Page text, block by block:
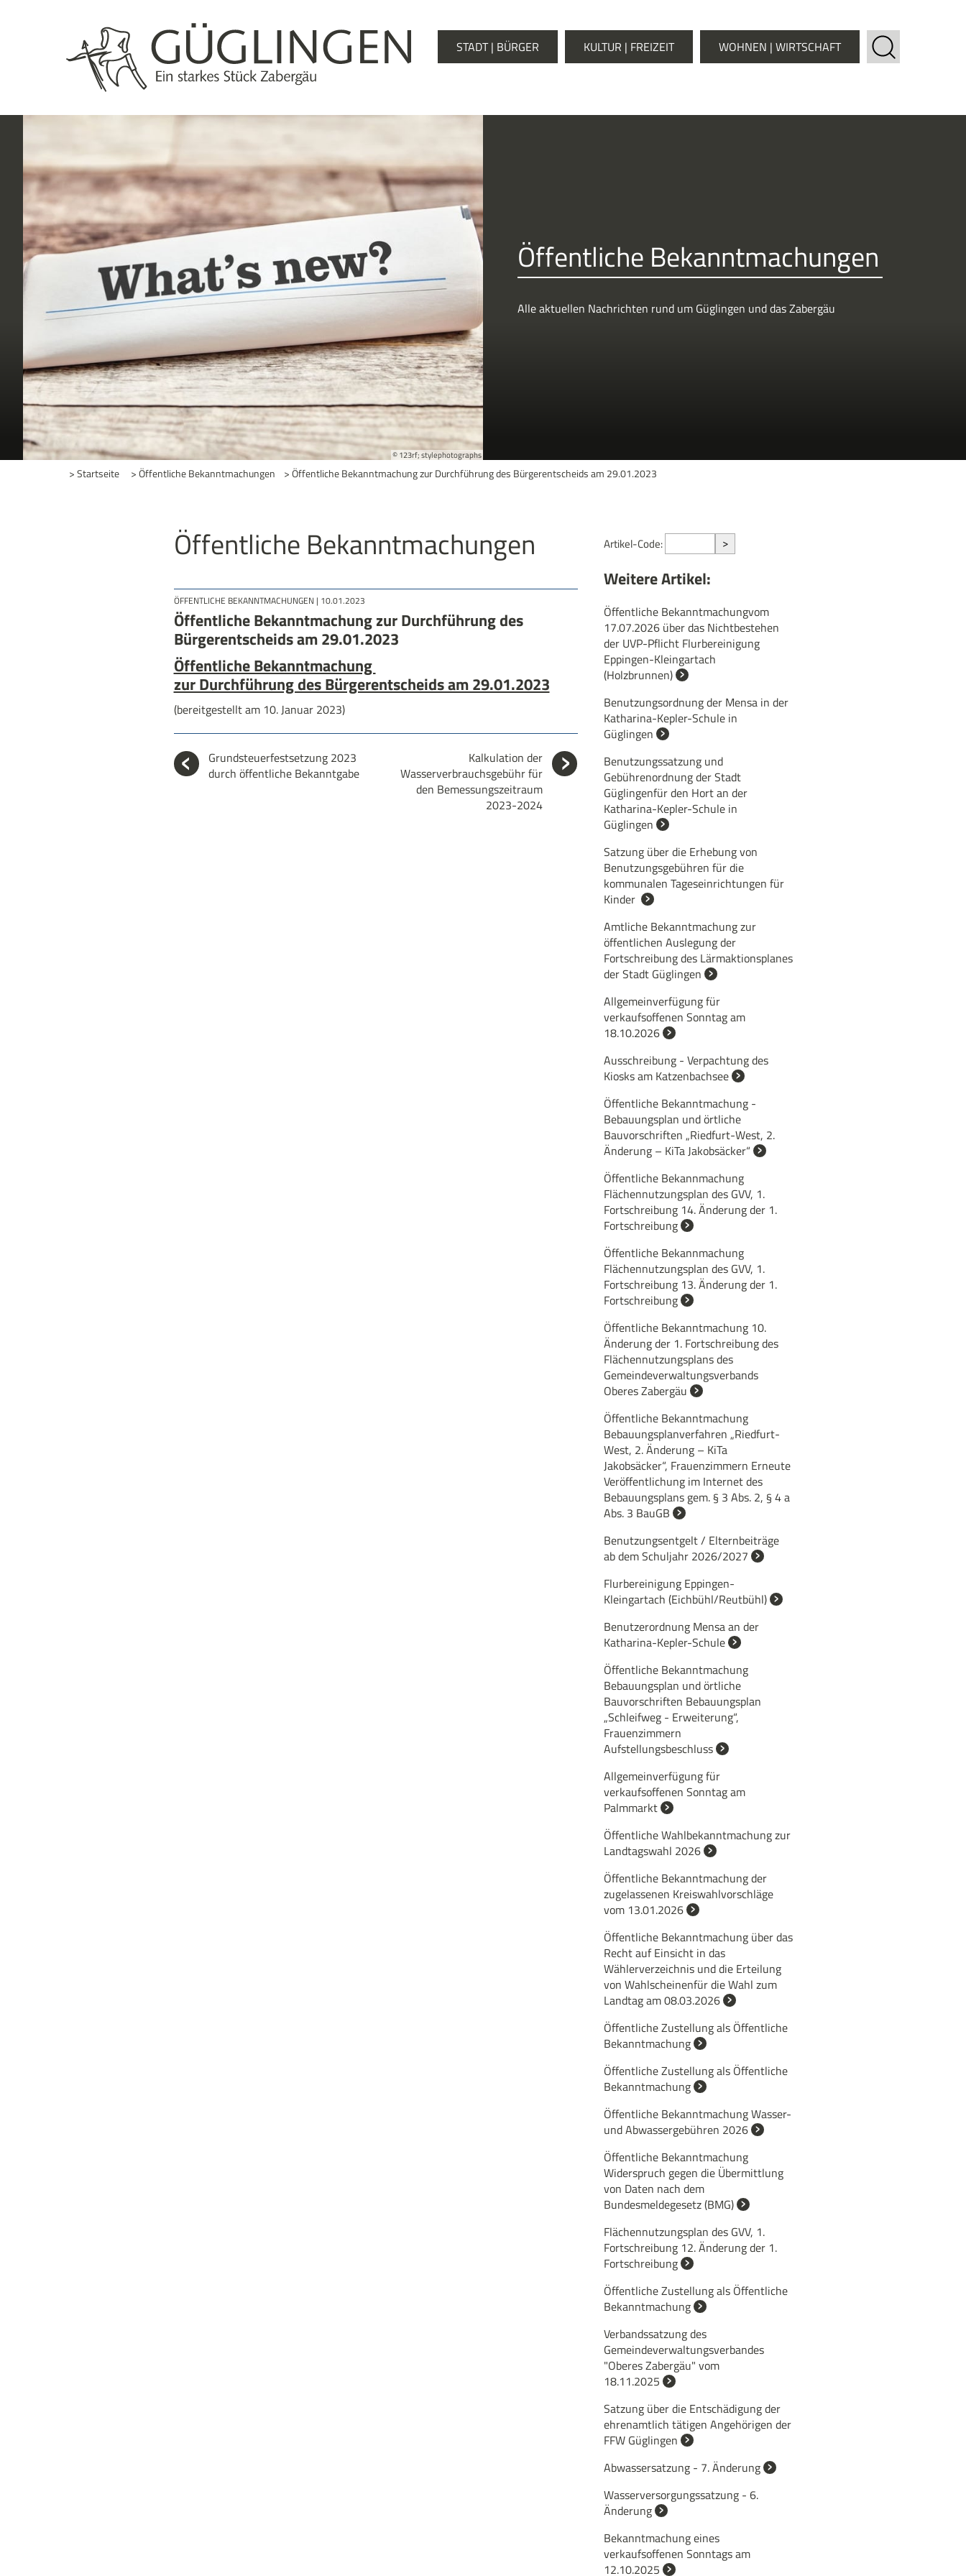
STADT | BÜRGER KULTUR | FREIZEIT WOHNEN | WIRTSCHAFT
© 123rf; stylephotographs
Öffentliche Bekanntmachungen
Alle aktuellen Nachrichten rund um Güglingen und das Zabergäu
> Startseite > Öffentliche Bekanntmachungen >Öffentliche Bekanntmachung zur Durchführung des Bürgerentscheids am 29.01.2023
Öffentliche Bekanntmachungen
ÖFFENTLICHE BEKANNTMACHUNGEN | 10.01.2023
Öffentliche Bekanntmachung zur Durchführung des
Bürgerentscheids am 29.01.2023
Öffentliche Bekanntmachung
zur Durchführung des Bürgerentscheids am 29.01.2023
(bereitgestellt am 10. Januar 2023)
Grundsteuerfestsetzung 2023
durch öffentliche Bekanntgabe
Kalkulation der
Wasserverbrauchsgebühr für
den Bemessungszeitraum
2023-2024
Artikel-Code: >
Weitere Artikel:
Öffentliche Bekanntmachungvom
17.07.2026 über das Nichtbestehen
der UVP-Pflicht Flurbereinigung
Eppingen-Kleingartach
(Holzbrunnen)
Benutzungsordnung der Mensa in der
Katharina-Kepler-Schule in
Güglingen
Benutzungssatzung und
Gebührenordnung der Stadt
Güglingenfür den Hort an der
Katharina-Kepler-Schule in
Güglingen
Satzung über die Erhebung von
Benutzungsgebühren für die
kommunalen Tageseinrichtungen für
Kinder
Amtliche Bekanntmachung zur
öffentlichen Auslegung der
Fortschreibung des Lärmaktionsplanes
der Stadt Güglingen
Allgemeinverfügung für
verkaufsoffenen Sonntag am
18.10.2026
Ausschreibung - Verpachtung des
Kiosks am Katzenbachsee
Öffentliche Bekanntmachung -
Bebauungsplan und örtliche
Bauvorschriften „Riedfurt-West, 2.
Änderung – KiTa Jakobsäcker“
Öffentliche Bekannmachung
Flächennutzungsplan des GVV, 1.
Fortschreibung 14. Änderung der 1.
Fortschreibung
Öffentliche Bekannmachung
Flächennutzungsplan des GVV, 1.
Fortschreibung 13. Änderung der 1.
Fortschreibung
Öffentliche Bekanntmachung 10.
Änderung der 1. Fortschreibung des
Flächennutzungsplans des
Gemeindeverwaltungsverbands
Oberes Zabergäu
Öffentliche Bekanntmachung
Bebauungsplanverfahren „Riedfurt-
West, 2. Änderung – KiTa
Jakobsäcker“, Frauenzimmern Erneute
Veröffentlichung im Internet des
Bebauungsplans gem. § 3 Abs. 2, § 4 a
Abs. 3 BauGB
Benutzungsentgelt / Elternbeiträge
ab dem Schuljahr 2026/2027
Flurbereinigung Eppingen-
Kleingartach (Eichbühl/Reutbühl)
Benutzerordnung Mensa an der
Katharina-Kepler-Schule
Öffentliche Bekanntmachung
Bebauungsplan und örtliche
Bauvorschriften Bebauungsplan
„Schleifweg - Erweiterung“,
Frauenzimmern
Aufstellungsbeschluss
Allgemeinverfügung für
verkaufsoffenen Sonntag am
Palmmarkt
Öffentliche Wahlbekanntmachung zur
Landtagswahl 2026
Öffentliche Bekanntmachung der
zugelassenen Kreiswahlvorschläge
vom 13.01.2026
Öffentliche Bekanntmachung über das
Recht auf Einsicht in das
Wählerverzeichnis und die Erteilung
von Wahlscheinenfür die Wahl zum
Landtag am 08.03.2026
Öffentliche Zustellung als Öffentliche
Bekanntmachung
Öffentliche Zustellung als Öffentliche
Bekanntmachung
Öffentliche Bekanntmachung Wasser-
und Abwassergebühren 2026
Öffentliche Bekanntmachung
Widerspruch gegen die Übermittlung
von Daten nach dem
Bundesmeldegesetz (BMG)
Flächennutzungsplan des GVV, 1.
Fortschreibung 12. Änderung der 1.
Fortschreibung
Öffentliche Zustellung als Öffentliche
Bekanntmachung
Verbandssatzung des
Gemeindeverwaltungsverbandes
"Oberes Zabergäu" vom
18.11.2025
Satzung über die Entschädigung der
ehrenamtlich tätigen Angehörigen der
FFW Güglingen
Abwassersatzung - 7. Änderung
Wasserversorgungssatzung - 6.
Änderung
Bekanntmachung eines
verkaufsoffenen Sonntags am
12.10.2025